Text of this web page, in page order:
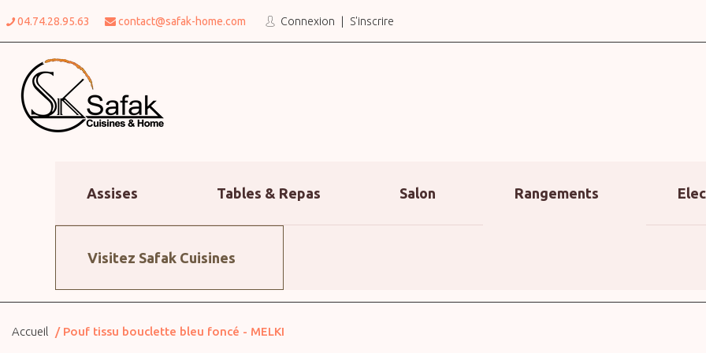
04.74.28.95.63 contact@safak-home.com Connexion S'inscrire
Assises Tables & Repas Salon Rangements
Visitez Safak Cuisines
Accueil Pouf tissu bouclette bleu foncé - MELKI